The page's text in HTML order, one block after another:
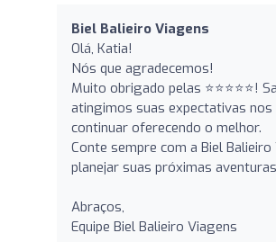
Biel Balieiro Viagens
Olá, Katia!
Nós que agradecemos!
Muito obrigado pelas ⭐️⭐️⭐️⭐️⭐️!
atingimos suas expectativas nos
continuar oferecendo o melhor.
Conte sempre com a Biel
planejar suas próximas
Abraços,
Equipe Biel Balieiro Viagens